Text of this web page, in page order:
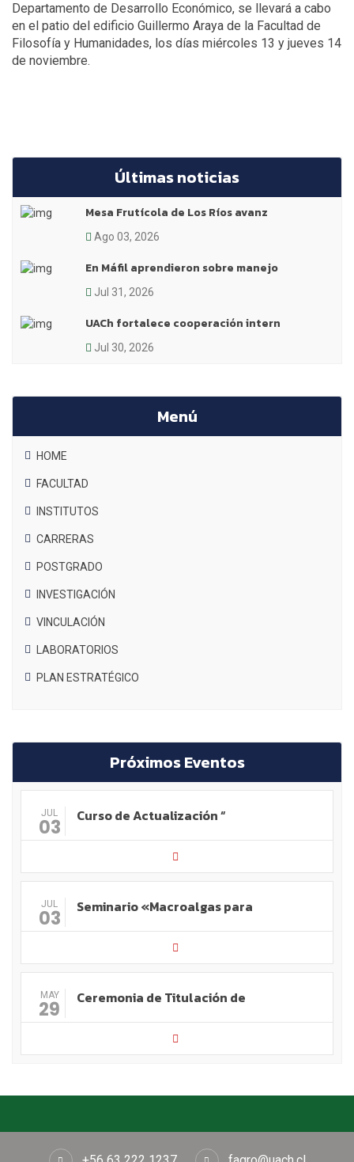
Departamento de Desarrollo Económico, se llevará a cabo
en el patio del edificio Guillermo Araya de la Facultad de
Filosofía y Humanidades, los días miércoles 13 y jueves 14
de noviembre.
Últimas noticias
Mesa Frutícola de Los Ríos avanz
Ago 03, 2026
En Máfil aprendieron sobre manejo
Jul 31, 2026
UACh fortalece cooperación intern
Jul 30, 2026
Menú
HOME
FACULTAD
INSTITUTOS
CARRERAS
POSTGRADO
INVESTIGACIÓN
VINCULACIÓN
LABORATORIOS
PLAN ESTRATÉGICO
Próximos Eventos
JUL
03 Curso de Actualización “
JUL
03 Seminario «Macroalgas para
MAY
29 Ceremonia de Titulación de